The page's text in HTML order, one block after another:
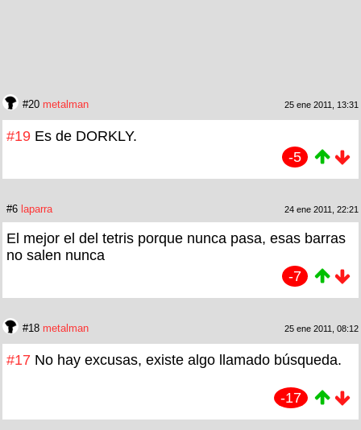
#20 metalman 25 ene 2011, 13:31
#19 Es de DORKLY.
-5
#6 laparra 24 ene 2011, 22:21
El mejor el del tetris porque nunca pasa, esas barras
no salen nunca
-7
#18 metalman 25 ene 2011, 08:12
#17 No hay excusas, existe algo llamado búsqueda.
-17